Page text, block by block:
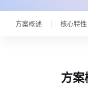
方案概述 核心特性
方